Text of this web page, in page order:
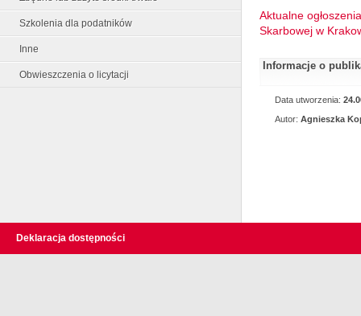
Szkolenia dla podatników
Inne
Obwieszczenia o licytacji
Aktualne
Skarbowej w
Informacje o
Data utworzenia:
Autor: Agnieszka
Deklaracja dostępności